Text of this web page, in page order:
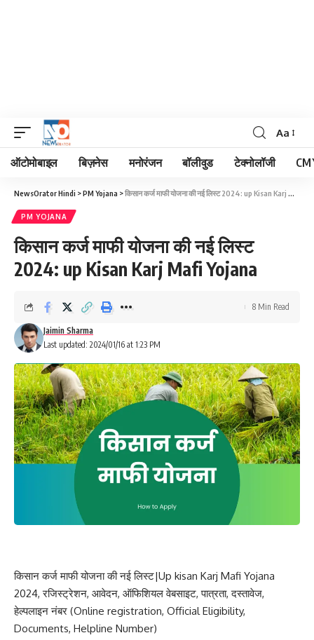
Font
Resizer
Aa
ऑटोमोबाइल बिज़नेस मनोरंजन बॉलीवुड टेक्नोलॉजी CM
NewsOrator Hindi >PM Yojana >किसान कर्ज माफी योजना की नई लिस्ट 2024: up Kisan Karj Mafi Yojana
PM YOJANA
किसान कर्ज माफी योजना की नई लिस्ट
2024: up Kisan Karj Mafi Yojana
Last updated: 2024/01/16 at 1:23 PM
Jaimin Sharma
8 Min Read
किसान कर्ज माफी योजना की नई लिस्ट|Up kisan Karj Mafi Yojana
2024, रजिस्ट्रेशन, आवेदन, ऑफिशियल वेबसाइट, पात्रता, दस्तावेज,
हेल्पलाइन नंबर (Online registration, Official Eligibility,
Documents, Helpline Number)